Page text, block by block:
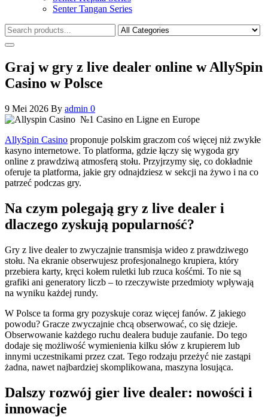
Senter Tangan Series
Graj w gry z live dealer online w AllySpin
Casino w Polsce
9 Mei 2026 By admin 0
AllySpin Casino proponuje polskim graczom coś więcej niż zwykłe
kasyno internetowe. To platforma, gdzie łączy się wygoda gry
online z prawdziwą atmosferą stołu. Przyjrzymy się, co dokładnie
oferuje ta platforma, jakie gry odnajdziesz w sekcji na żywo i na co
patrzeć podczas gry.
Na czym polegają gry z live dealer i
dlaczego zyskują popularność?
Gry z live dealer to zwyczajnie transmisja wideo z prawdziwego
stołu. Na ekranie obserwujesz profesjonalnego krupiera, który
przebiera karty, kręci kołem ruletki lub rzuca kośćmi. To nie są
grafiki ani generatory liczb – to rzeczywiste przedmioty wpływają
na wyniku każdej rundy.
W Polsce ta forma gry pozyskuje coraz więcej fanów. Z jakiego
powodu? Gracze zwyczajnie chcą obserwować, co się dzieje.
Obserwowanie każdego ruchu dealera buduje zaufanie. Do tego
dodaje się możliwość wymienienia kilku słów z krupierem lub
innymi uczestnikami przez czat. Tego rodzaju przeżyć nie zastąpi
żadna, nawet najbardziej skomplikowana, maszyna losująca.
Dalszy rozwój gier live dealer: nowości i
innowacje